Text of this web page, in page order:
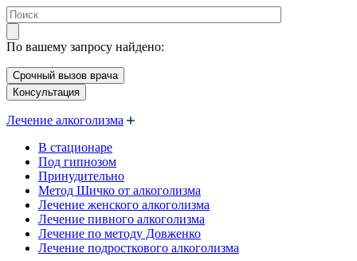
По вашему запросу найдено:
Срочный вызов врача
Консультация
Лечение алкоголизма
В стационаре
Под гипнозом
Принудительно
Метод Шичко от алкоголизма
Лечение женского алкоголизма
Лечение пивного алкоголизма
Лечение по методу Довженко
Лечение подросткового алкоголизма